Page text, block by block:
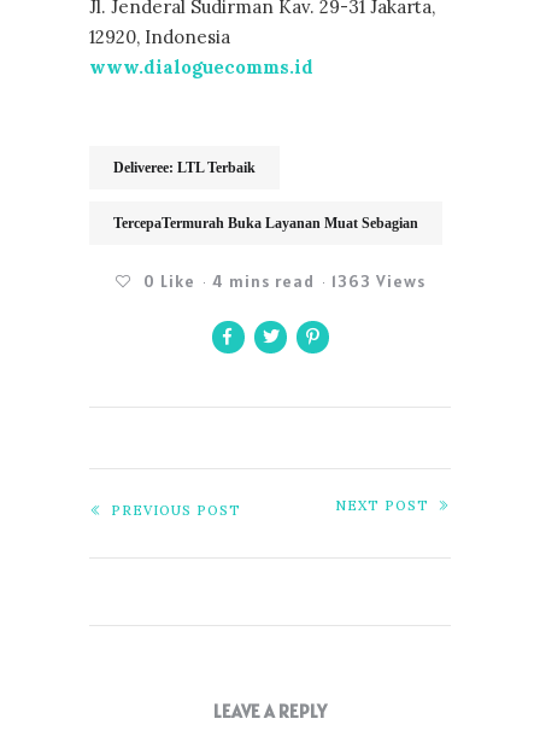
Jl. Jenderal Sudirman Kav. 29-31 Jakarta,
12920, Indonesia
www.dialoguecomms.id
Deliveree: LTL Terbaik
TercepaTermurah Buka Layanan Muat Sebagian
0 Like 4 mins read 1363 Views
PREVIOUS POST NEXT POST
LEAVE A REPLY